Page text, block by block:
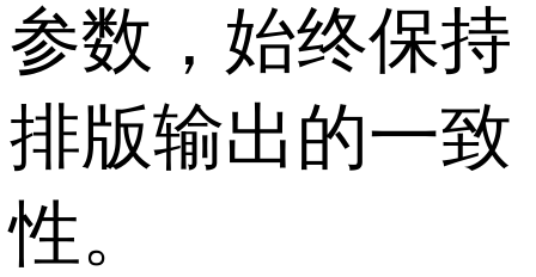
参数，始终保持
排版输出的一致
性。